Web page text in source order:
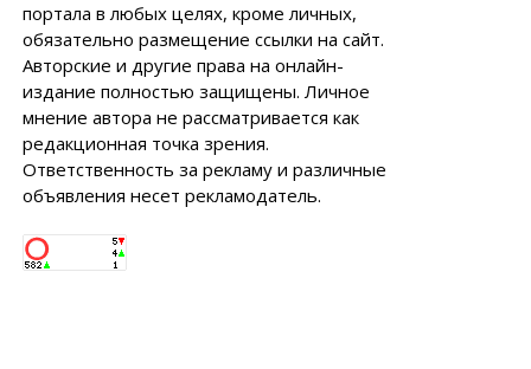
портала в любых целях, кроме личных,
обязательно размещение ссылки на сайт.
Авторские и другие права на онлайн-
издание полностью защищены. Личное
мнение автора не рассматривается как
редакционная точка зрения.
Ответственность за рекламу и различные
объявления несет рекламодатель.